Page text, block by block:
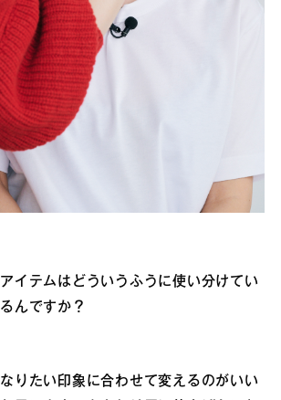
アイテムはどういうふうに使い分けてい
るんですか？
なりたい印象に合わせて変えるのがいい